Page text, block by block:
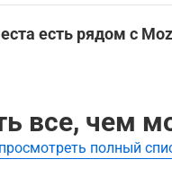
есть рядом с
любви,
все, чем
полный